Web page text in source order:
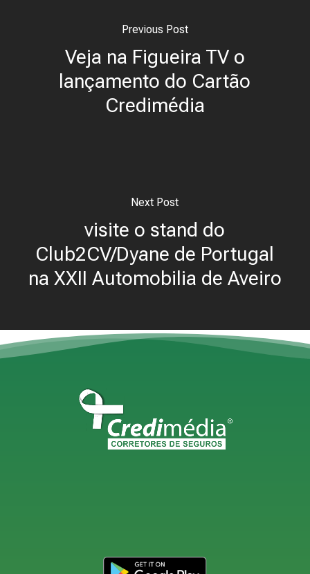
Previous Post
Veja na Figueira TV o
lançamento do Cartão
Credimédia
Next Post
visite o stand do
Club2CV/Dyane de Portugal
na XXII Automobilia de Aveiro